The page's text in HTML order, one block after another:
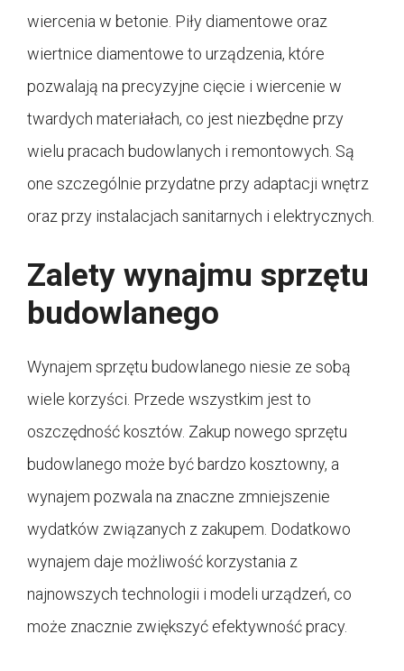
wiercenia w betonie. Piły diamentowe oraz
wiertnice diamentowe to urządzenia, które
pozwalają na precyzyjne cięcie i wiercenie w
twardych materiałach, co jest niezbędne przy
wielu pracach budowlanych i remontowych. Są
one szczególnie przydatne przy adaptacji wnętrz
oraz przy instalacjach sanitarnych i elektrycznych.
Zalety wynajmu sprzętu
budowlanego
Wynajem sprzętu budowlanego niesie ze sobą
wiele korzyści. Przede wszystkim jest to
oszczędność kosztów. Zakup nowego sprzętu
budowlanego może być bardzo kosztowny, a
wynajem pozwala na znaczne zmniejszenie
wydatków związanych z zakupem. Dodatkowo
wynajem daje możliwość korzystania z
najnowszych technologii i modeli urządzeń, co
może znacznie zwiększyć efektywność pracy.